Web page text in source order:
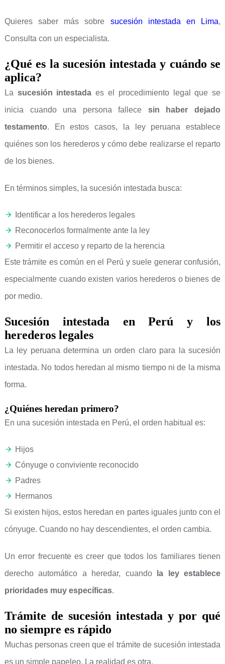
Quieres saber más sobre sucesión intestada en Lima,
Consulta con un especialista.
¿Qué es la sucesión intestada y cuándo se
aplica?
La sucesión intestada es el procedimiento legal que se
inicia cuando una persona fallece sin haber dejado
testamento. En estos casos, la ley peruana establece
quiénes son los herederos y cómo debe realizarse el reparto
de los bienes.
En términos simples, la sucesión intestada busca:
Identificar a los herederos legales
Reconocerlos formalmente ante la ley
Permitir el acceso y reparto de la herencia
Este trámite es común en el Perú y suele generar confusión,
especialmente cuando existen varios herederos o bienes de
por medio.
Sucesión intestada en Perú y los
herederos legales
La ley peruana determina un orden claro para la sucesión
intestada. No todos heredan al mismo tiempo ni de la misma
forma.
¿Quiénes heredan primero?
En una sucesión intestada en Perú, el orden habitual es:
Hijos
Cónyuge o conviviente reconocido
Padres
Hermanos
Si existen hijos, estos heredan en partes iguales junto con el
cónyuge. Cuando no hay descendientes, el orden cambia.
Un error frecuente es creer que todos los familiares tienen
derecho automático a heredar, cuando
la ley establece
prioridades muy específicas.
Trámite de sucesión intestada y por qué
no siempre es rápido
Muchas personas creen que el trámite de sucesión intestada
es un simple papeleo. La realidad es otra.